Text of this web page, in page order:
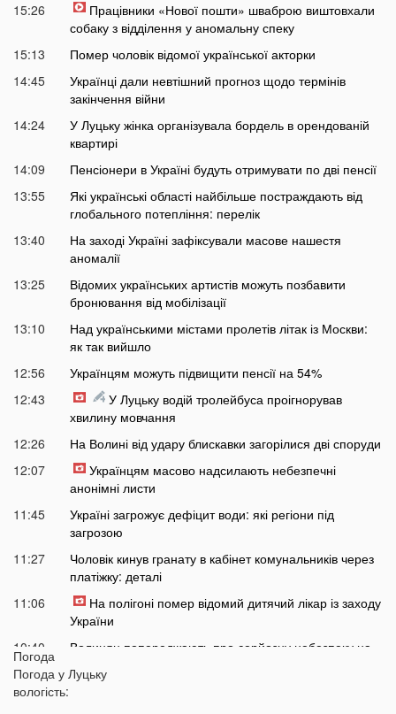
15:26
Працівники «Нової пошти» шваброю виштовхали
собаку з відділення у аномальну спеку
15:13
Помер чоловік відомої української акторки
14:45
Українці дали невтішний прогноз щодо термінів
закінчення війни
14:24
У Луцьку жінка організувала бордель в орендованій
квартирі
14:09
Пенсіонери в Україні будуть отримувати по дві пенсії
13:55
Які українські області найбільше постраждають від
глобального потепління: перелік
13:40
На заході Україні зафіксували масове нашестя
аномалії
13:25
Відомих українських артистів можуть позбавити
бронювання від мобілізації
13:10
Над українськими містами пролетів літак із Москви:
як так вийшло
12:56
Українцям можуть підвищити пенсії на 54%
12:43
У Луцьку водій тролейбуса проігнорував
хвилину мовчання
12:26
На Волині від удару блискавки загорілися дві споруди
12:07
Українцям масово надсилають небезпечні
анонімні листи
11:45
Україні загрожує дефіцит води: які регіони під
загрозою
11:27
Чоловік кинув гранату в кабінет комунальників через
платіжку: деталі
11:06
На полігоні помер відомий дитячий лікар із заходу
України
10:40
Волинян попереджають про серйозну небезпеку на
10:15
Погода
Погода у Луцьку
вологість: